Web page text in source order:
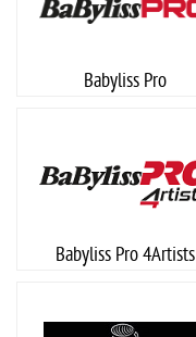
Babyliss Pro
Babyliss Pro 4Artists